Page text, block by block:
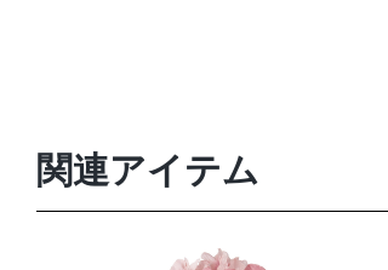
関連アイテム